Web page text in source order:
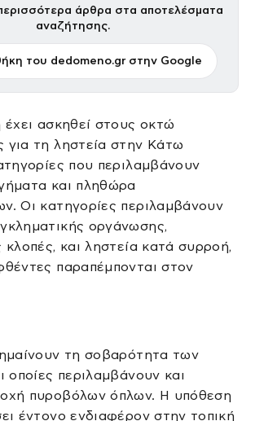
άρθρα στα αποτελέσματα
αναζήτησης.
του dedomeno.gr στην Google
έχει ασκηθεί στους οκτώ
για τη ληστεία στην Κάτω
που περιλαμβάνουν
και πληθώρα
Οι κατηγορίες περιλαμβάνουν
οργάνωσης,
κλοπές, και ληστεία κατά συρροή,
παραπέμπονται στον
τη σοβαρότητα των
οποίες περιλαμβάνουν και
πυροβόλων όπλων. Η υπόθεση
έντονο ενδιαφέρον στην τοπική